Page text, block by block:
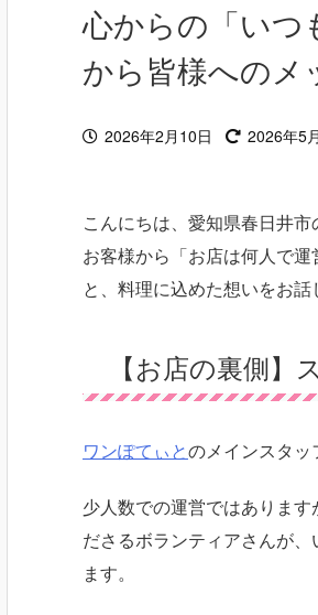
心からの「いつ
から皆様へのメ
2026年2月10日 2026年5
こんにちは、愛知県春日井市
お客様から「お店は何人で
と、料理に込めた想いをお話
【お店の裏側】
ワンぽてぃとのメインスタ
少人数での運営ではあります
ださるボランティアさんが
ます。